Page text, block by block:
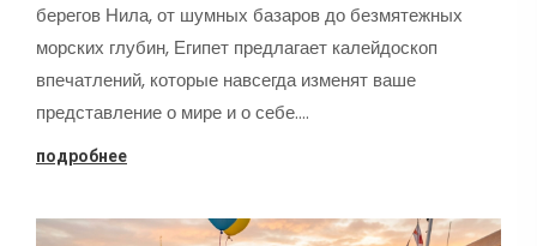
берегов Нила, от шумных базаров до безмятежных
морских глубин, Египет предлагает калейдоскоп
впечатлений, которые навсегда изменят ваше
представление о мире и о себе.…
подробнее